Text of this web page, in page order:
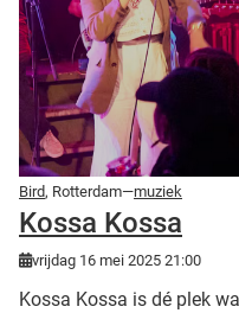
Bird, Rotterdam—muziek
Kossa Kossa
vrijdag 16 mei 2025 21:00
Kossa Kossa is dé plek